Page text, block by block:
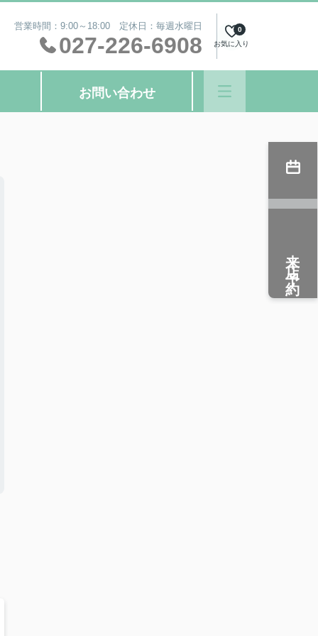
営業時間：9:00～18:00 定休日：毎週水曜日
027-226-6908 お気に入り
0
お問い合わせ
来店予約